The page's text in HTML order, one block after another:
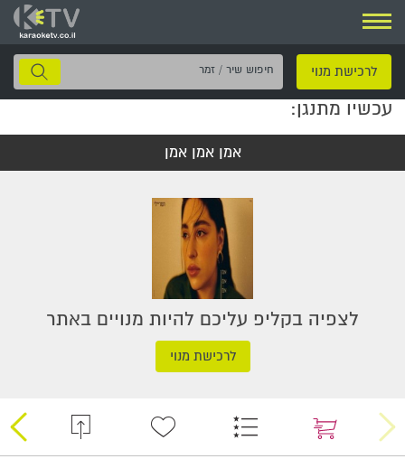
ניווט
לרכישת מנוי
חיפוש
שיר
עכשיו מתנגן:
אמן אמן אמן
לצפיה בקליפ עליכם להיות מנויים באתר
לרכישת מנוי